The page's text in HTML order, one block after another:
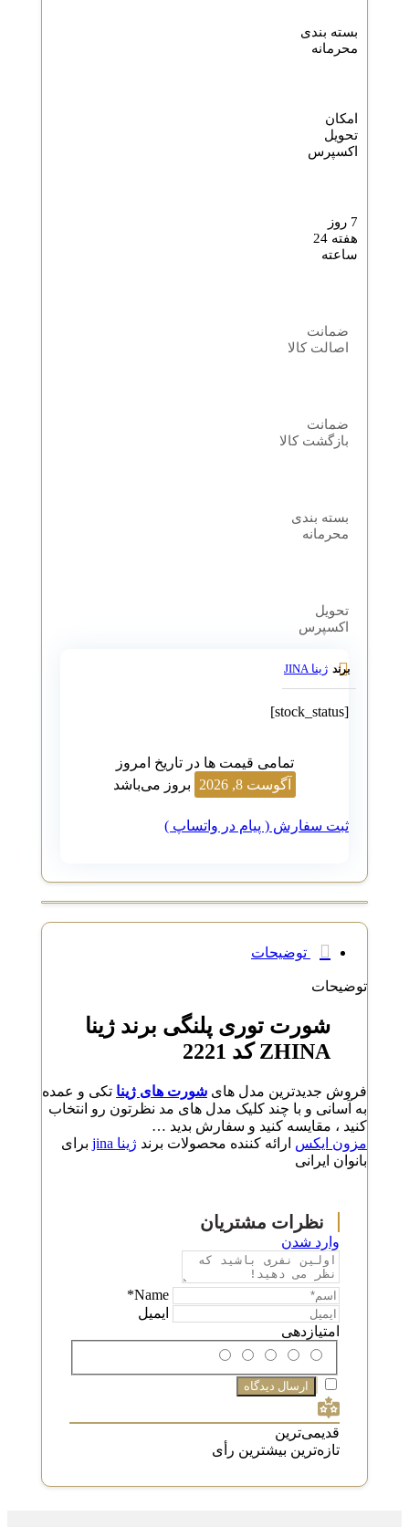
بسته بندی
محرمانه
تحویل
اکسپرس
هفته 24
ساعته
ضمانت
اصالت کالا
ضمانت
بازگشت کالا
بسته بندی
محرمانه
تحویل
اکسپرس
ژینا JINA
تمامی قیمت ها در تاریخ امروز
آگوست 8, 2026
بروز می‌باشد
ثبت سفارش ( پیام در واتساپ )
توضیحات
توضیحات
شورت توری پلنگی برند ژینا
ZHINA کد 2221
فروش جدیدترین مدل های شورت های ژیناتکی و عمده
به آسانی و با چند کلیک مدل های مد نظرتون رو انتخاب
کنید ، مقایسه کنید و سفارش بدید …
مزون ایکس ارائه کننده محصولات برند ژینا jina
برای
بانوان ایرانی
وارد شدن
Name*
امتیازدهی
قدیمی‌ترین
تازه‌ترین بیشترین رأی